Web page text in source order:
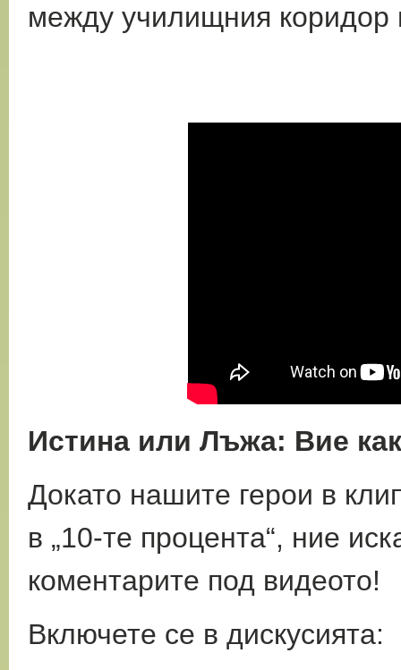
между училищния коридор
Истина или Лъжа: Вие
Докато нашите герои в
в „10-те процента“, ние
коментарите под видеото!
Включете се в дискусията: